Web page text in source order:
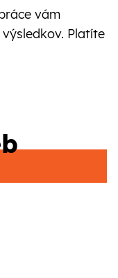
vám
Platíte